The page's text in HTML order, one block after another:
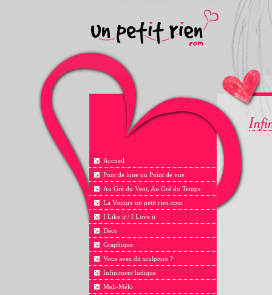
Accueil
Pont de lune ou Point de vue
Au Gré du Vent, Au Gré du Temps
La Voiture un petit rien.com
I Like it / I Love it
Déco
Graphique
Vous avez dit sculpture ?
Infiniment ludique
Meli-Mélo